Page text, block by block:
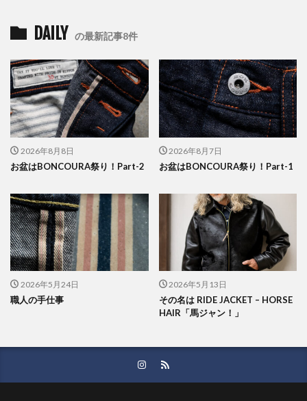
DAILY の最新記事8件
2026年8月8日
お盆はBONCOURA祭り！Part-2
2026年8月7日
お盆はBONCOURA祭り！Part-1
2026年5月24日
職人の手仕事
2026年5月13日
その名は RIDE JACKET – HORSE
HAIR「馬ジャン！」